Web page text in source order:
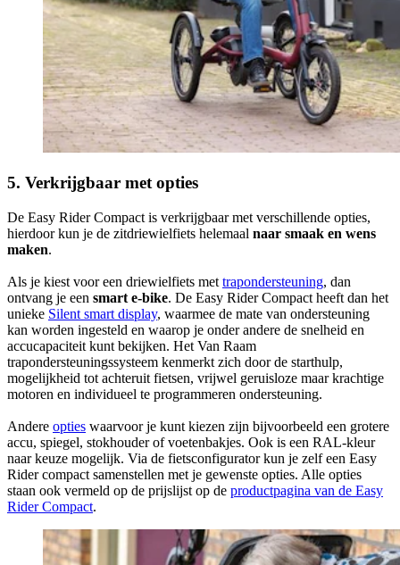
5. Verkrijgbaar met opties
De Easy Rider Compact is verkrijgbaar met verschillende opties,
hierdoor kun je de zitdriewielfiets helemaal naar smaak en wens
maken.
Als je kiest voor een driewielfiets met trapondersteuning, dan
ontvang je een smart e-bike. De Easy Rider Compact heeft dan het
unieke Silent smart display, waarmee de mate van ondersteuning
kan worden ingesteld en waarop je onder andere de snelheid en
accucapaciteit kunt bekijken. Het Van Raam
trapondersteuningssysteem kenmerkt zich door de starthulp,
mogelijkheid tot achteruit fietsen, vrijwel geruisloze maar krachtige
motoren en individueel te programmeren ondersteuning.
Andere opties waarvoor je kunt kiezen zijn bijvoorbeeld een grotere
accu, spiegel, stokhouder of voetenbakjes. Ook is een RAL-kleur
naar keuze mogelijk. Via de fietsconfigurator kun je zelf een Easy
Rider compact samenstellen met je gewenste opties. Alle opties
staan ook vermeld op de prijslijst op de productpagina van de Easy
Rider Compact.